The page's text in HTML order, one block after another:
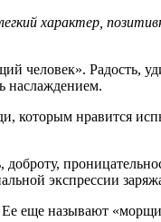
характер,
человек». Радость,
наслаждением.
которым нравится
экспрессии
еще называют